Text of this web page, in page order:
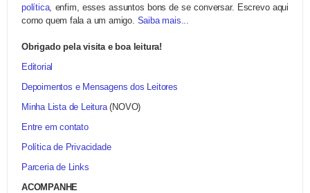
política, enfim, esses assuntos bons de se conversar. Escrevo aqui
como quem fala a um amigo. Saiba mais...
Obrigado pela visita e boa leitura!
Editorial
Depoimentos e Mensagens dos Leitores
Minha Lista de Leitura(NOVO)
Entre em contato
Política de Privacidade
Parceria de Links
ACOMPANHE